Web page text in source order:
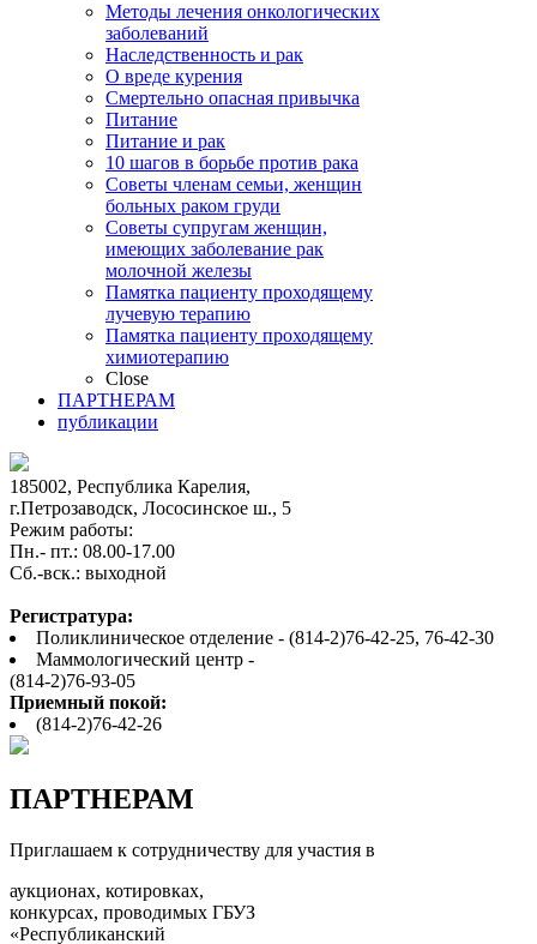
Методы лечения онкологических
заболеваний
Наследственность и рак
О вреде курения
Смертельно опасная привычка
Питание
Питание и рак
10 шагов в борьбе против рака
Советы членам семьи, женщин
больных раком груди
Советы супругам женщин,
имеющих заболевание рак
молочной железы
Памятка пациенту проходящему
лучевую терапию
Памятка пациенту проходящему
химиотерапию
Close
ПАРТНЕРАМ
публикации
185002, Республика Карелия,
г.Петрозаводск, Лососинское ш., 5
Режим работы:
Пн.- пт.: 08.00-17.00
Cб.-вск.: выходной
Регистратура:
Поликлиническое отделение - (814-2)76-42-25, 76-42-30
Маммологический центр -
(814-2)76-93-05
Приемный покой:
(814-2)76-42-26
ПАРТНЕРАМ
Приглашаем к сотрудничеству для участия в
аукционах, котировках,
конкурсах, проводимых ГБУЗ
«Республиканский